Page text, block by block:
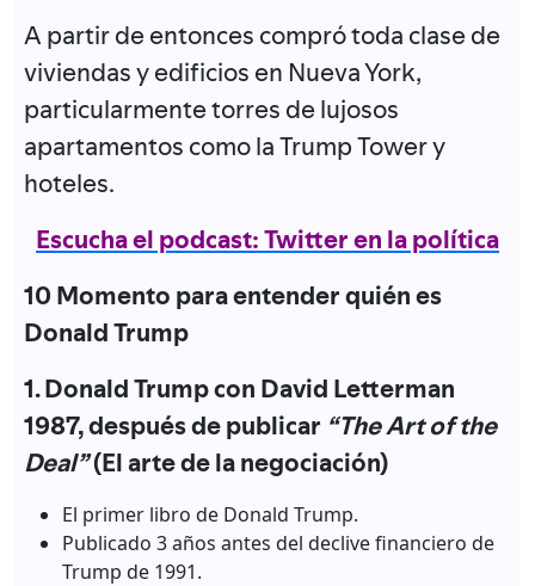
A partir de entonces compró toda clase de
viviendas y edificios en Nueva York,
particularmente torres de lujosos
apartamentos como la Trump Tower y
hoteles.
Escucha el podcast: Twitter en la política
10 Momento para entender quién es
Donald Trump
1. Donald Trump con David Letterman
1987, después de publicar “The Art of the
Deal”(El arte de la negociación)
El primer libro de Donald Trump.
Publicado 3 años antes del declive financiero de
Trump de 1991.